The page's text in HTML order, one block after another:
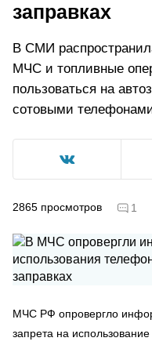
заправках
В СМИ
МЧС и топливные
пользоваться на
сотовыми
2865 просмотров 1
МЧС РФ опровергло
запрета на